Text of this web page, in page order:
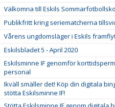
Välkomna till Eskils
Publikfritt kring seriematcherna
Vårens ungdomsläger i Eskils
Eskilsbladet 5 - April 2020
Eskilsminne IF genomför
personal
Ikväll smäller det! Köp din digitala
stötta Eskilsminne IF!